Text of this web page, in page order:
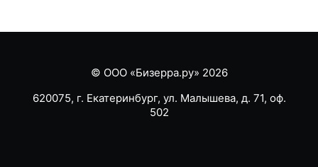
© ООО «Бизерра.ру» 2026
620075, г. Екатеринбург, ул. Малышева, д. 71, оф.
502